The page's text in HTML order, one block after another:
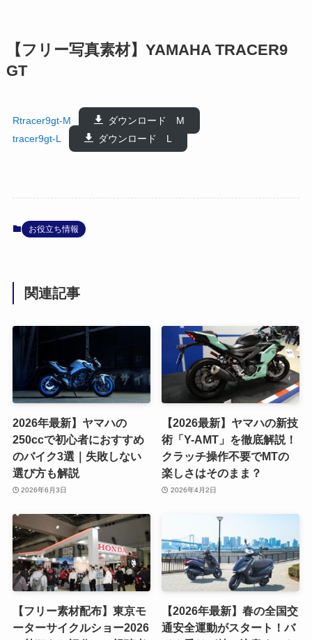
【フリー写真素材】YAMAHA TRACER9
GT
Rtracer9gt-M
ダウンロード M
tracer9gt-L
ダウンロード L
お役立ち情報
関連記事
2026年最新】ヤマハの
250ccで初心者におすすめ
のバイク3選｜失敗しない
選び方も解説
2026年6月3日
【2026最新】ヤマハの新技
術「Y-AMT」を徹底解説！
クラッチ操作不要でMTの
楽しさはそのまま？
2026年4月2日
【フリー素材配布】東京モ
ーターサイクルショー2026
【2026年最新】春の全国交
通安全運動がスタート！バ